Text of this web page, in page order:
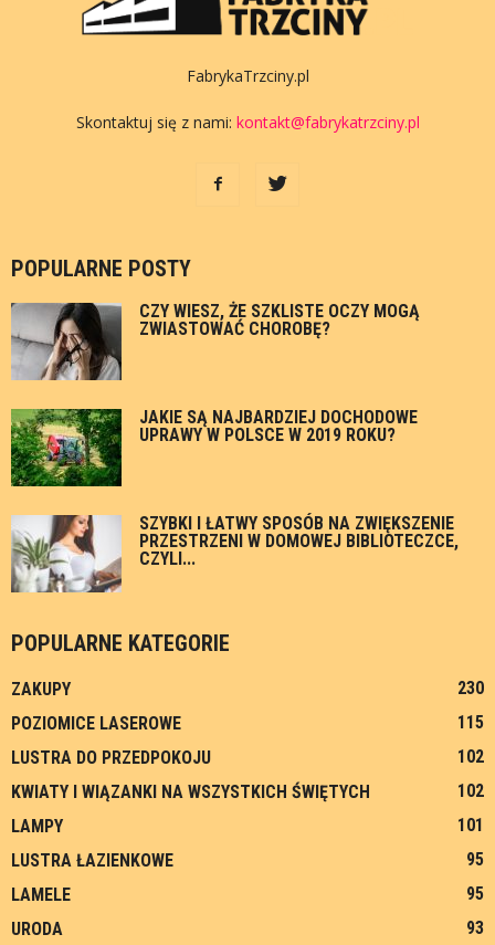
FabrykaTrzciny.pl
Skontaktuj się z nami: kontakt@fabrykatrzciny.pl
POPULARNE POSTY
CZY WIESZ, ŻE SZKLISTE OCZY MOGĄ
ZWIASTOWAĆ CHOROBĘ?
JAKIE SĄ NAJBARDZIEJ DOCHODOWE
UPRAWY W POLSCE W 2019 ROKU?
SZYBKI I ŁATWY SPOSÓB NA ZWIĘKSZENIE
PRZESTRZENI W DOMOWEJ BIBLIOTECZCE,
CZYLI...
POPULARNE KATEGORIE
ZAKUPY
230
POZIOMICE LASEROWE
115
LUSTRA DO PRZEDPOKOJU
102
KWIATY I WIĄZANKI NA WSZYSTKICH ŚWIĘTYCH
102
LAMPY
101
LUSTRA ŁAZIENKOWE
95
LAMELE
95
URODA
93